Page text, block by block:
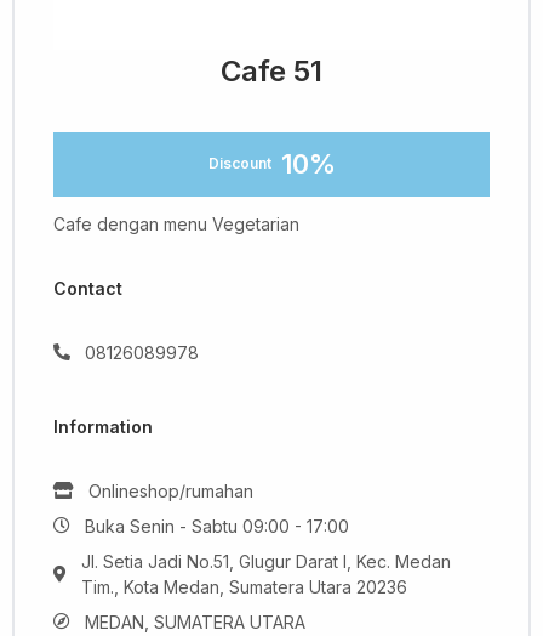
Cafe 51
Discount 10%
Cafe dengan menu Vegetarian
Contact
08126089978
Information
Onlineshop/rumahan
Buka Senin - Sabtu 09:00 - 17:00
Jl. Setia Jadi No.51, Glugur Darat I, Kec. Medan
Tim., Kota Medan, Sumatera Utara 20236
MEDAN, SUMATERA UTARA